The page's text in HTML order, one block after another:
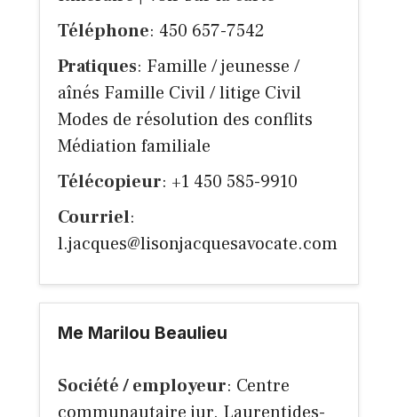
Téléphone: 450 657-7542
Pratiques: Famille / jeunesse /
aînés Famille Civil / litige Civil
Modes de résolution des conflits
Médiation familiale
Télécopieur: +1 450 585-9910
Courriel:
l.jacques@lisonjacquesavocate.com
Me Marilou Beaulieu
Société / employeur: Centre